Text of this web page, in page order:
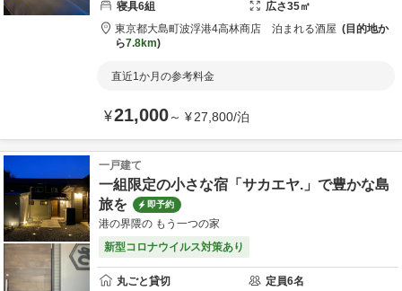
寝具6組 広さ35㎡
東京都大島町波浮港4高林商店 泊まれる酒屋
目的地か
ら7.8km
直近1か月の参考料金
¥21,000～ ¥27,800/泊
一戸建て
一組限定の小さな宿「サカエヤ.」で豊かな島
旅を
即予約
港の界隈の もう一つの家
新型コロナウイルス対策あり
丸ごと貸切 定員6名